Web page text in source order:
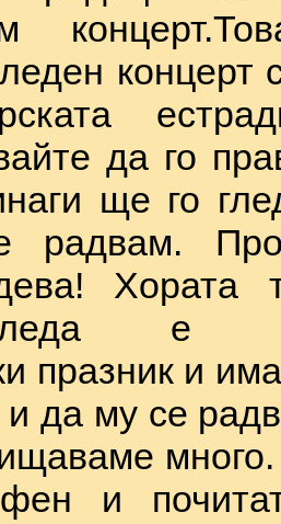
концерт
да го
ще го
Хората
е
празник и
и да му се
фен и